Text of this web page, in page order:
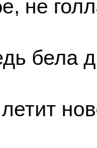
не
бела